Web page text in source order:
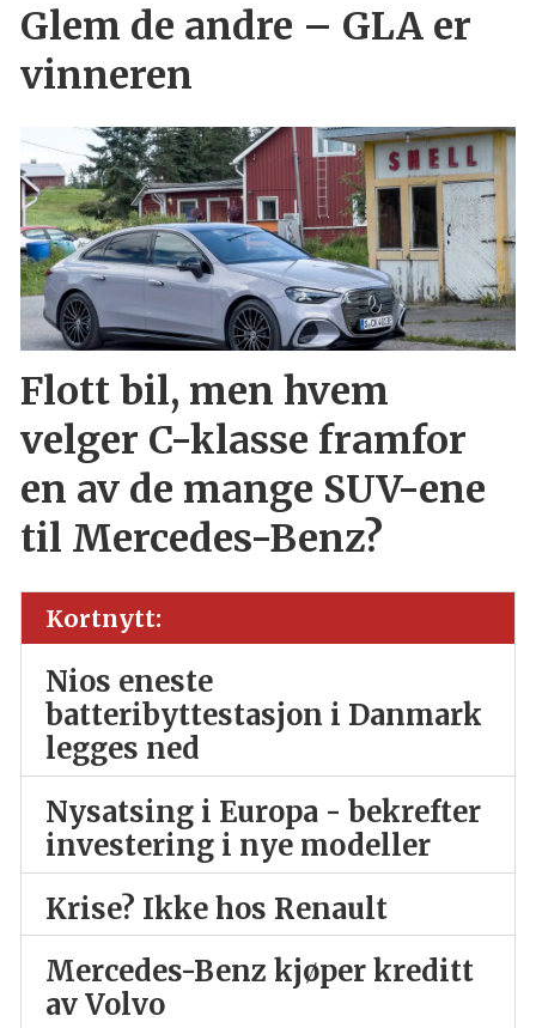
Glem de andre – GLA er
vinneren
Flott bil, men hvem
velger C-klasse framfor
en av de mange SUV-ene
til Mercedes-Benz?
Kortnytt:
Nios eneste
batteribyttestasjon i Danmark
legges ned
Nysatsing i Europa - bekrefter
investering i nye modeller
Krise? Ikke hos Renault
Mercedes-Benz kjøper kreditt
av Volvo